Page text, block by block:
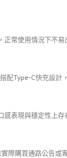
常使用情況下不
Type-C快充設計
表現與穩定性上
際購買通路公告或